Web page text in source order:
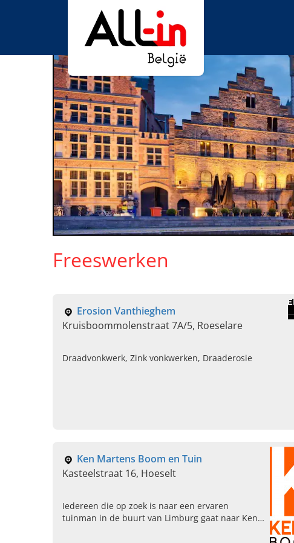
Freeswerken
Erosion Vanthieghem
Kruisboommolenstraat 7A/5, Roeselare
Draadvonkwerk, Zink vonkwerken, Draaderosie
Ken Martens Boom en Tuin
Kasteelstraat 16, Hoeselt
Iedereen die op zoek is naar een ervaren
tuinman in de buurt van Limburg gaat naar Ken